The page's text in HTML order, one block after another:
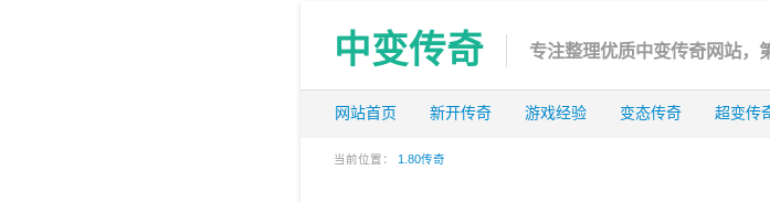
中变传奇 专注整理优质中变传奇网站，
网站首页 新开传奇 游戏经验 变态传奇 超变传
当前位置： 1.80传奇